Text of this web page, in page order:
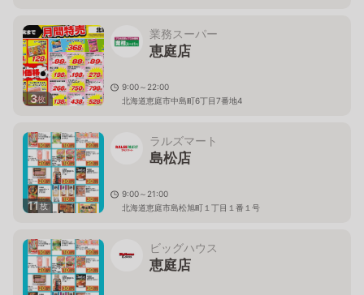
3枚
業務スーパー
恵庭店
9:00～22:00
北海道恵庭市中島町6丁目7番地4
11枚
ラルズマート
島松店
9:00～21:00
北海道恵庭市島松旭町１丁目１番１号
ビッグハウス
恵庭店